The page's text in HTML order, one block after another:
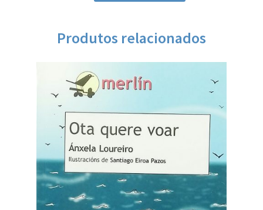
Produtos relacionados